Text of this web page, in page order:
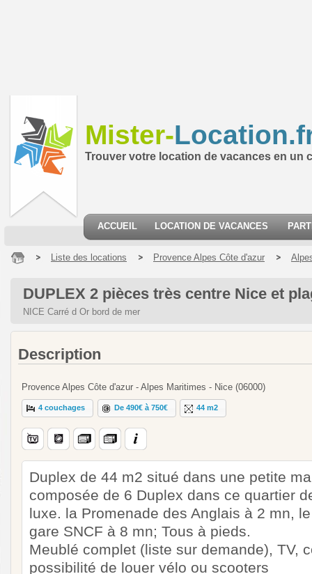
Mister-
Trouver votre location de vacances en un
ACCUEIL LOCATION DE VACANCES
Liste des locations Provence Alpes Côte d'azur
DUPLEX 2 pièces très centre Nice et
NICE Carré d Or bord de mer
Description
Provence Alpes Côte d'azur - Alpes Maritimes - Nice (06000)
4 couchages De 490€ à 750€ 44 m2
Duplex de 44 m2 situé dans une petite
composée de 6 Duplex dans ce quartier
luxe. la Promenade des Anglais à 2 mn,
gare SNCF à 8 mn; Tous à pieds.
Meublé complet (liste sur demande), TV,
possibilité de louer vélo ou scooters